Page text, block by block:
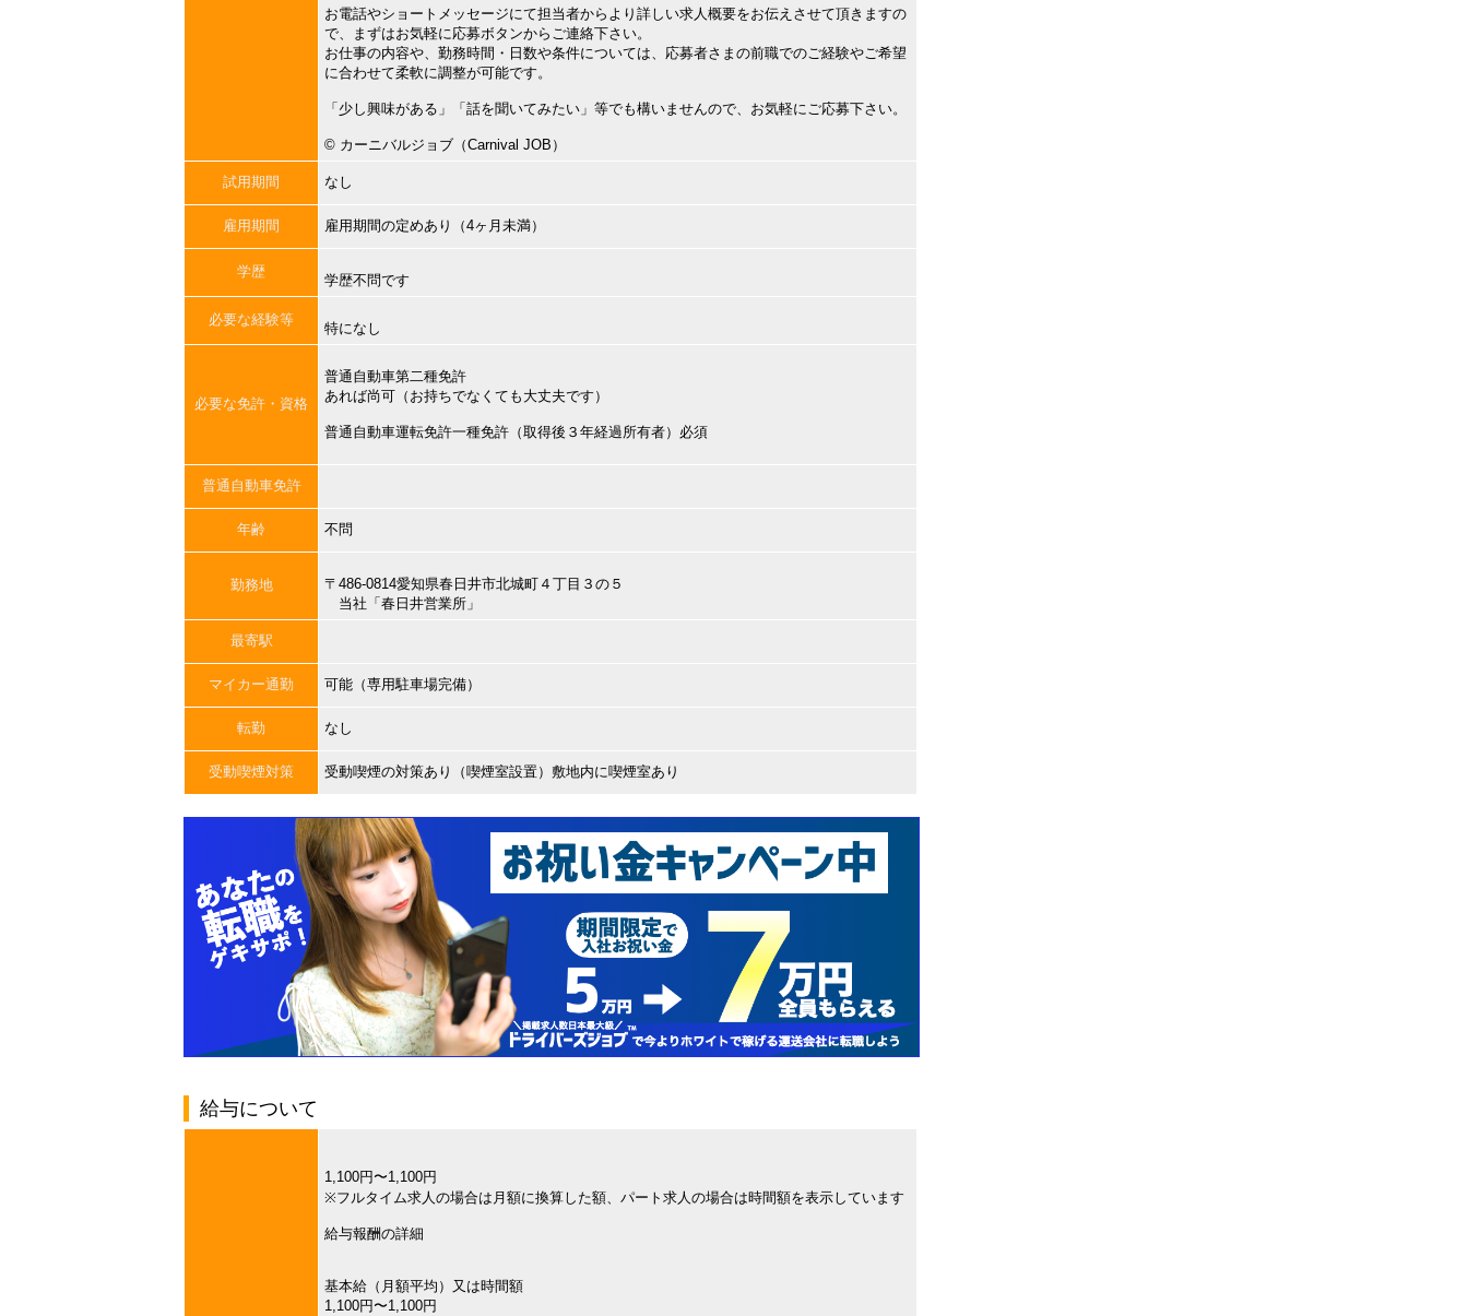
お電話やショートメッセージにて担当者からより詳しい求人概要をお伝えさせて頂きますの
で、まずはお気軽に応募ボタンからご連絡下さい。
お仕事の内容や、勤務時間・日数や条件については、応募者さまの前職でのご経験やご希望
に合わせて柔軟に調整が可能です。
「少し興味がある」「話を聞いてみたい」等でも構いませんので、お気軽にご応募下さい。
©︎ カーニバルジョブ（Carnival JOB）
試用期間 なし
雇用期間 雇用期間の定めあり（4ヶ月未満）
学歴
学歴不問です
必要な経験等
特になし
必要な免許・資格
普通自動車第二種免許
あれば尚可（お持ちでなくても大丈夫です）
普通自動車運転免許一種免許（取得後３年経過所有者）必須
普通自動車免許
年齢 不問
勤務地
〒486-0814愛知県春日井市北城町４丁目３の５
当社「春日井営業所」
最寄駅
マイカー通勤 可能（専用駐車場完備）
転勤 なし
受動喫煙対策 受動喫煙の対策あり（喫煙室設置）敷地内に喫煙室あり
給与について
1,100円〜1,100円
※フルタイム求人の場合は月額に換算した額、パート求人の場合は時間額を表示しています
給与報酬の詳細
基本給（月額平均）又は時間額
1,100円〜1,100円